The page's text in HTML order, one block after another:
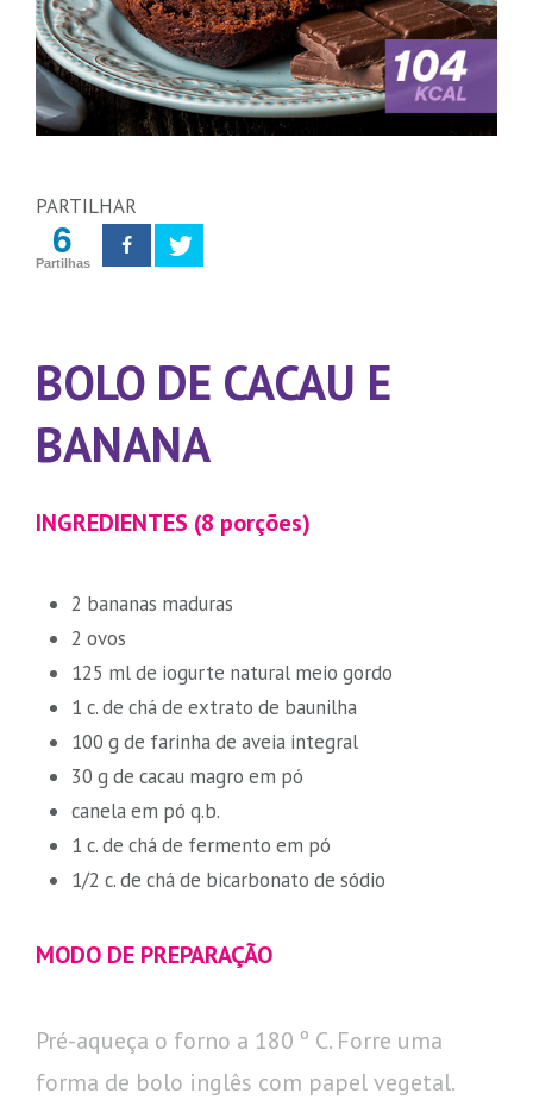
PARTILHAR
6
Partilhas
BOLO DE CACAU E
BANANA
INGREDIENTES (8 porções)
2 bananas maduras
2 ovos
125 ml de iogurte natural meio gordo
1 c. de chá de extrato de baunilha
100 g de farinha de aveia integral
30 g de cacau magro em pó
canela em pó q.b.
1 c. de chá de fermento em pó
1/2 c. de chá de bicarbonato de sódio
MODO DE PREPARAÇÃO
Pré-aqueça o forno a 180 º C. Forre uma
forma de bolo inglês com papel vegetal.